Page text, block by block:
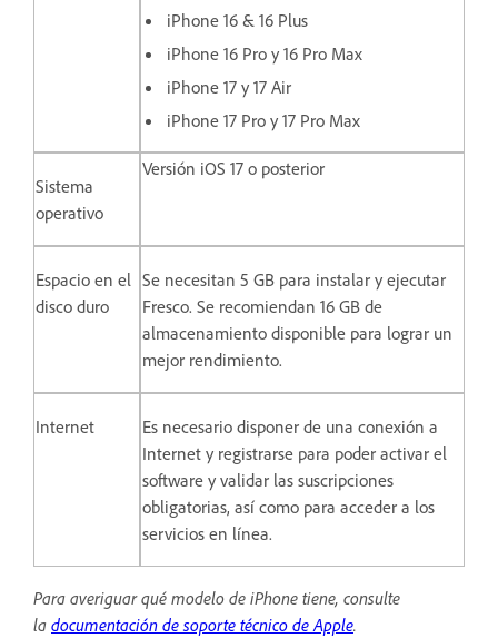
iPhone 16 & 16 Plus
iPhone 16 Pro y 16 Pro Max
iPhone 17 y 17 Air
iPhone 17 Pro y 17 Pro Max
Sistema
operativo
Versión iOS 17 o posterior
Espacio en el
disco duro
Se necesitan 5 GB para instalar y ejecutar
Fresco. Se recomiendan 16 GB de
almacenamiento disponible para lograr un
mejor rendimiento.
Internet
Es necesario disponer de una conexión a
Internet y registrarse para poder activar el
software y validar las suscripciones
obligatorias, así como para acceder a los
servicios en línea.
Para averiguar qué modelo de iPhone tiene, consulte
la documentación de soporte técnico de Apple.